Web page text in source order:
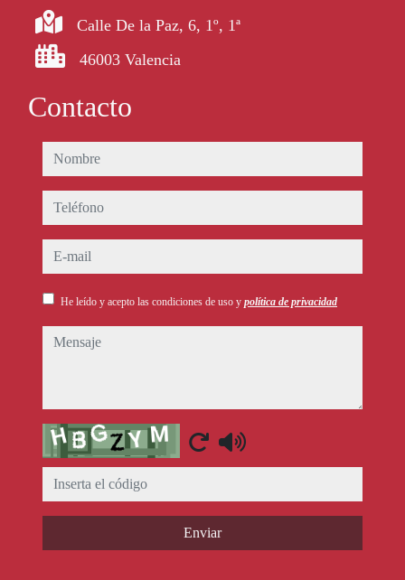
Calle De la Paz, 6, 1º, 1ª
46003 Valencia
Contacto
nombre
teléfono
e-mail
He leído y acepto las condiciones de uso y política de privacidad
mensaje
Captcha
Enviar